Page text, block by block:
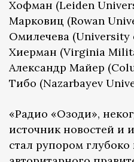
Хофман (Leiden
Марковиц (Rowan
Омилечева (University
Хиерман (Virginia
Александр Майер
Тибо (Nazarbayev
«Радио «Озоди»,
источник новостей и
стал рупором